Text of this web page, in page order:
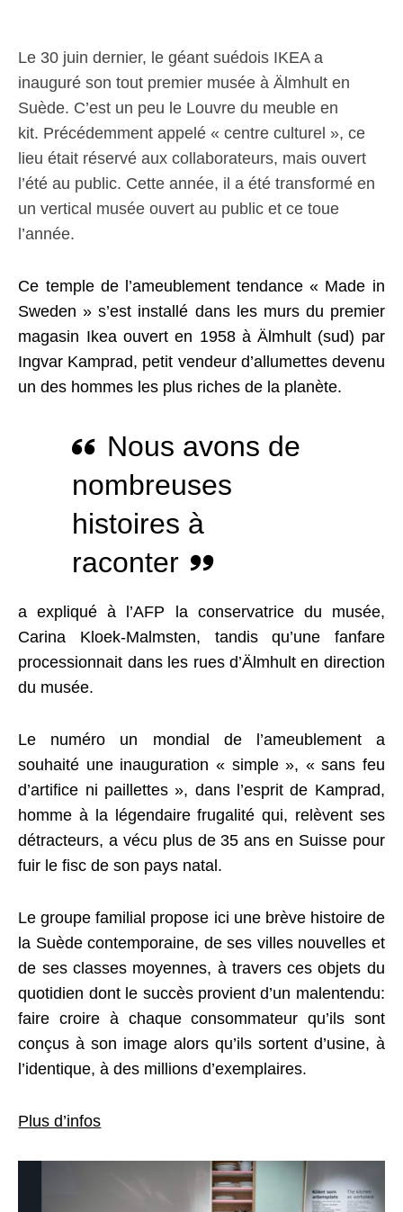
Le 30 juin dernier, le géant suédois IKEA a
inauguré son tout premier musée à Älmhult en
Suède. C’est un peu le Louvre du meuble en
kit. Précédemment appelé « centre culturel », ce
lieu était réservé aux collaborateurs, mais ouvert
l’été au public. Cette année, il a été transformé en
un vertical musée ouvert au public et ce toue
l’année.
Ce temple de l’ameublement tendance « Made in
Sweden » s’est installé dans les murs du premier
magasin Ikea ouvert en 1958 à Älmhult (sud) par
Ingvar Kamprad, petit vendeur d’allumettes devenu
un des hommes les plus riches de la planète.
Nous avons de
nombreuses
histoires à
raconter
a expliqué à l’AFP la conservatrice du musée,
Carina Kloek-Malmsten, tandis qu’une fanfare
processionnait dans les rues d’Älmhult en direction
du musée.
Le numéro un mondial de l’ameublement a
souhaité une inauguration « simple », « sans feu
d’artifice ni paillettes », dans l’esprit de Kamprad,
homme à la légendaire frugalité qui, relèvent ses
détracteurs, a vécu plus de 35 ans en Suisse pour
fuir le fisc de son pays natal.
Le groupe familial propose ici une brève histoire de
la Suède contemporaine, de ses villes nouvelles et
de ses classes moyennes, à travers ces objets du
quotidien dont le succès provient d’un malentendu:
faire croire à chaque consommateur qu’ils sont
conçus à son image alors qu’ils sortent d’usine, à
l’identique, à des millions d’exemplaires.
Plus d’infos